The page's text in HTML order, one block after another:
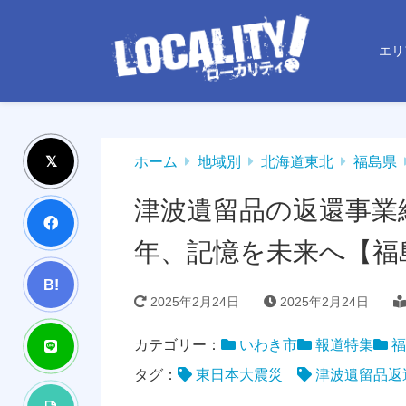
エ
B!
ホーム 地域別 北海道東北 福島県
津波遺留品の返還事
年、記憶を未来へ【
2025年2月24日 2025年2月24日
カテゴリー： いわき市 報道特集
タグ：
東日本大震災 津波遺留品返